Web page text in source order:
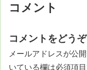
コメント
コメントをどうぞ
メールアドレスが公
いている欄は必須項